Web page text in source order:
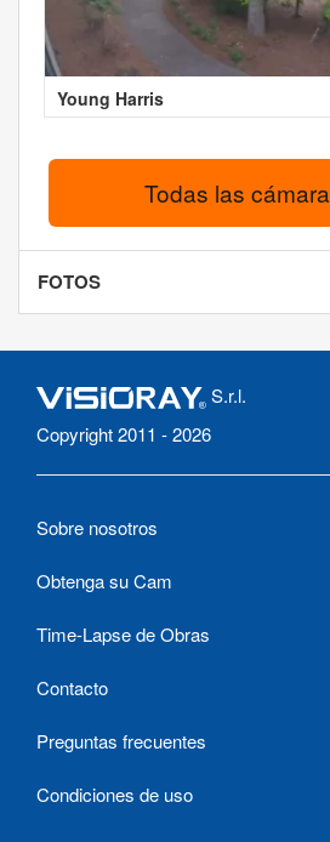
Young Harris
Todas las
FOTOS
S.r.l.
Copyright 2011 - 2026
Sobre nosotros
Obtenga su Cam
Time-Lapse de Obras
Contacto
Preguntas frecuentes
Condiciones de uso